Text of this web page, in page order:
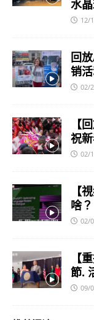
水
12/
回
销
02/
【
祝
02/
【
啥？
02/
【
節.
09/